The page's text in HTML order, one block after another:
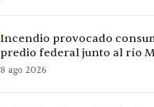
Incendio provocado
predio federal junto al río
8 ago 2026